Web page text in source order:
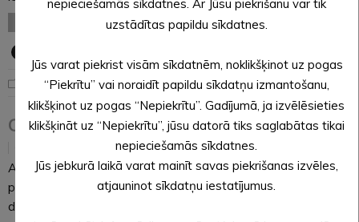
Cits
COVID-19: Robežšķērsotāju ievērībai
Ar šā gada 17. martu ir pārtraukti starptautiskie pasažieru
pārvadājumi caur lidostām, ostām, ar autobusiem un
dzelzceļa transportu, tāpat ir aizliegta personu
nepieciešamās sīkdatnes. Ar Jūsu piekrišanu var tik
uzstādītas papildu sīkdatnes.
Jūs varat piekrist visām sīkdatnēm, noklikšķinot uz pogas
“Piekrītu” vai noraidīt papildu sīkdatņu izmantošanu,
klikšķinot uz pogas “Nepiekrītu”. Gadījumā, ja izvēlēsieties
klikšķināt uz “Nepiekrītu”, jūsu datorā tiks saglabātas tikai
nepieciešamās sīkdatnes.
Jūs jebkurā laikā varat mainīt savas piekrišanas izvēles,
atjauninot sīkdatņu iestatījumus.